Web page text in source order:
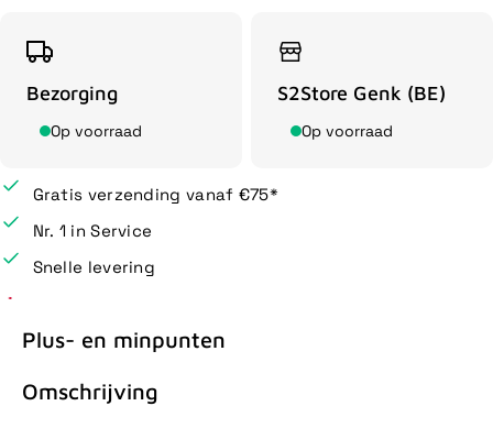
Bezorging
Op voorraad
S2Store Genk (BE)
Op voorraad
Gratis verzending vanaf €75*
Nr. 1 in Service
Snelle levering
Plus- en minpunten
Omschrijving